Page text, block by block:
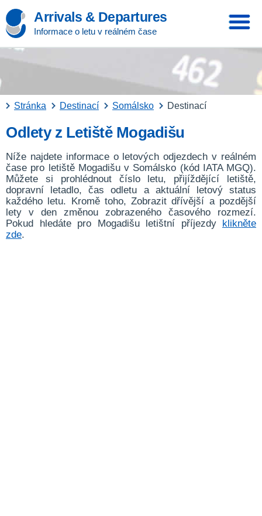
Arrivals & Departures
Informace o letu v reálném čase
Stránka Destinací Somálsko Destinací
Odlety z Letiště Mogadišu
Níže najdete informace o letových odjezdech v reálném
čase pro letiště Mogadišu v Somálsko (kód IATA MGQ).
Můžete si prohlédnout číslo letu, přijíždějící letiště,
dopravní letadlo, čas odletu a aktuální letový status
každého letu. Kromě toho, Zobrazit dřívější a pozdější
lety v den změnou zobrazeného časového rozmezí.
Pokud hledáte pro Mogadišu letištní příjezdy klikněte
zde.